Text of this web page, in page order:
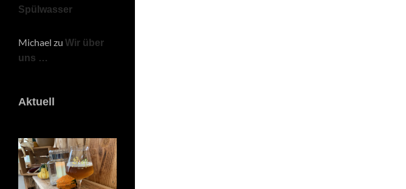
Spülwasser
Michael zu Wir über
uns …
Aktuell